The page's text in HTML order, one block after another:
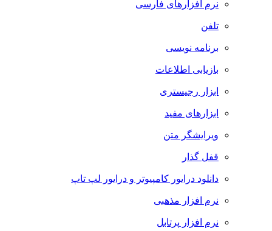
نرم افزارهای فارسی
تلفن
برنامه نویسی
بازیابی اطلاعات
ابزار رجیستری
ابزارهای مفید
ویرایشگر متن
قفل گذار
دانلود درایور کامپیوتر و درایور لپ تاپ
نرم افزار مذهبی
نرم افزار پرتابل